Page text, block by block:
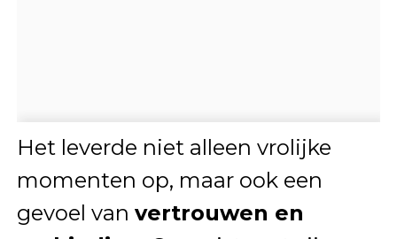
Het leverde niet alleen vrolijke
momenten op, maar ook een
gevoel van vertrouwen en